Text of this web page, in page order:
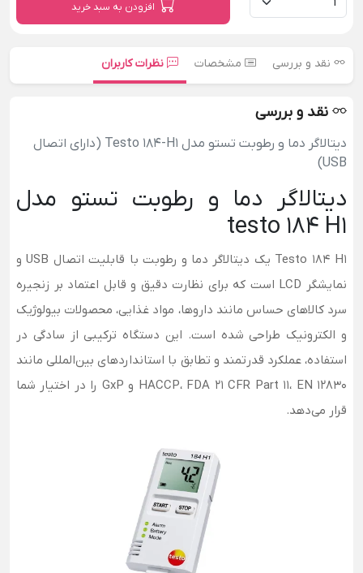
افزودن به سبد خرید
نقد و بررسی مشخصات نظرات کاربران
نقد و بررسی
دیتالاگر دما و رطوبت تستو مدل Testo 184-H1 (دارای اتصال
USB)
دیتالاگر دما و رطوبت تستو مدل
testo 184 H1
Testo 184 H1 یک دیتالاگر دما و رطوبت با قابلیت اتصال USB و
نمایشگر LCD است که برای نظارت دقیق و قابل اعتماد بر زنجیره
سرد کالاهای حساس مانند داروها، مواد غذایی، محصولات بیولوژیک
و الکترونیک طراحی شده است. این دستگاه ترکیبی از سادگی در
استفاده، عملکرد قدرتمند و تطابق با استانداردهای بین‌المللی مانند
HACCP، FDA 21 CFR Part 11، EN 12830 و GxP را در اختیار شما
قرار می‌دهد.